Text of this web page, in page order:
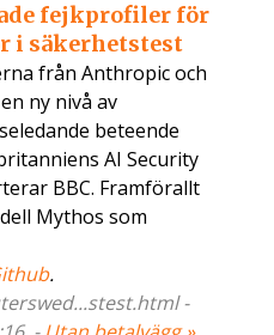
fejkprofiler för
i säkerhetstest
från Anthropic och
ny nivå av
beteende
AI Security
BBC. Framförallt
Mythos som
.
-